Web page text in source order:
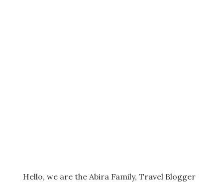
Hello, we are the Abira Family, Travel Blogger